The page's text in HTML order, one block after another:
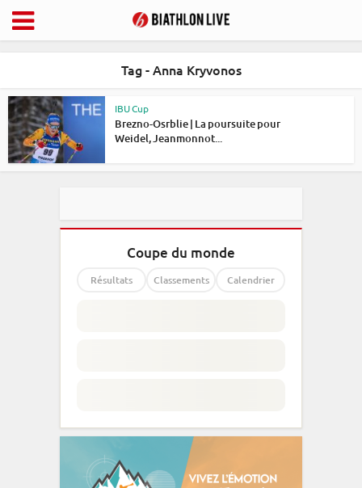
Tag - Anna Kryvonos
IBU Cup
Brezno-Osrblie | La poursuite pour
Weidel, Jeanmonnot...
Coupe du monde
Résultats Classements Calendrier